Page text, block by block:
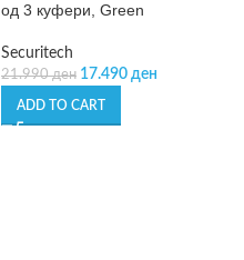
од 3 куфери, Green
Securitech
21.990ден 17.490 ден
ADD TO CART